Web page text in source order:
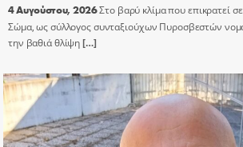
4 Αυγούστου, 2026Στο βαρύ κλίμα που επικρατεί
Σώμα, ως σύλλογος συνταξιούχων Πυροσβεστών
την βαθιά θλίψη[…]